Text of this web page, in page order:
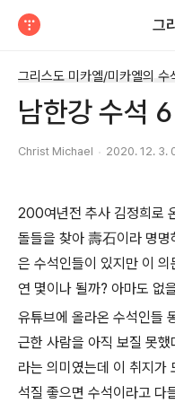
그
그리스도 미카엘/미카엘의 수
남한강 수석 6
Christ Michael 2020. 12. 3.
200여년전 추사 김정희로
돌들을 찾아 壽石이라 명
은 수석인들이 있지만 이
연 몇이나 될까? 아마도 없
유튜브에 올라온 수석인들
근한 사람을 아직 보질 못
라는 의미였는데 이 취지가
석질 좋으면 수석이라고 다